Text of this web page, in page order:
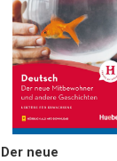
Der neue